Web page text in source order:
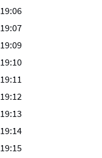
19:06
19:07
19:09
19:10
19:11
19:12
19:13
19:14
19:15